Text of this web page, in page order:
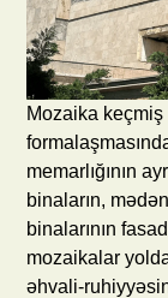
Mozaika keçmiş
memarlığının
binaların,
binalarının
mozaikalar
əhvali-